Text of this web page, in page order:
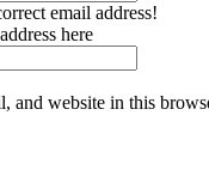
email address!
here
and website in this